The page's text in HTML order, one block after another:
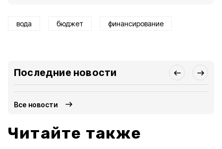
вода бюджет финансирование
Последние новости
Все новости
Читайте также